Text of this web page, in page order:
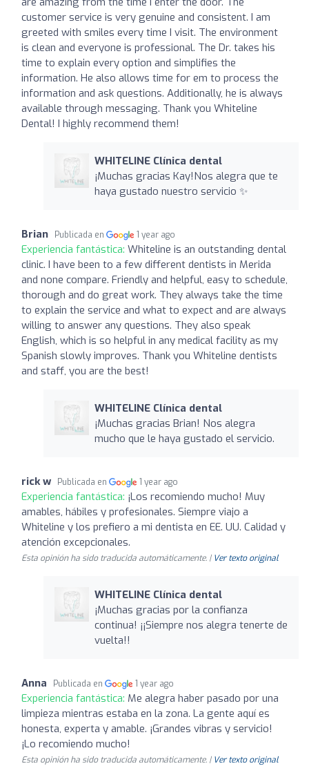
customer service is very genuine and consistent. I am
greeted with smiles every time I visit. The environment
is clean and everyone is professional. The Dr. takes his
time to explain every option and simplifies the
information. He also allows time for em to process the
information and ask questions. Additionally, he is always
available through messaging. Thank you Whiteline
Dental! I highly recommend them!
WHITELINE Clínica dental
¡Muchas gracias Kay!Nos alegra que te
haya gustado nuestro servicio ✨
Brian Publicada en 1 year ago
Experiencia fantástica: Whiteline is an outstanding dental
clinic. I have been to a few different dentists in Merida
and none compare. Friendly and helpful, easy to schedule,
thorough and do great work. They always take the time
to explain the service and what to expect and are always
willing to answer any questions. They also speak
English, which is so helpful in any medical facility as my
Spanish slowly improves. Thank you Whiteline dentists
and staff, you are the best!
WHITELINE Clínica dental
¡Muchas gracias Brian! Nos alegra
mucho que le haya gustado el servicio.
rick w Publicada en 1 year ago
Experiencia fantástica: ¡Los recomiendo mucho! Muy
amables, hábiles y profesionales. Siempre viajo a
Whiteline y los prefiero a mi dentista en EE. UU. Calidad y
atención excepcionales.
Esta opinión ha sido traducida automáticamente. | Ver texto original
WHITELINE Clínica dental
¡Muchas gracias por la confianza
continua! ¡¡Siempre nos alegra tenerte de
vuelta!!
Anna Publicada en 1 year ago
Experiencia fantástica: Me alegra haber pasado por una
limpieza mientras estaba en la zona. La gente aquí es
honesta, experta y amable. ¡Grandes vibras y servicio!
¡Lo recomiendo mucho!
Esta opinión ha sido traducida automáticamente. | Ver texto original